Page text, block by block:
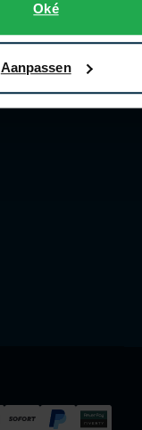
Oké
Aanpassen